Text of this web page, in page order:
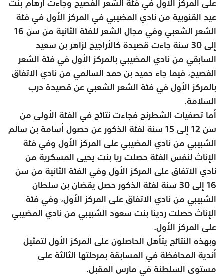
عيد القنوبية من نادي المضيبي في المركز الأول في فئة
الشعر الشعبي وفي مجال الشعر للفئة الثانية من سن 16
إلى 30 سنة جاءت قصيدة كالأراجيح لزاهر بن سعيد
السابقي من نادي المضيبي بالمركز الأول في فئة الشعر
الفصيح، فيما جاء حميد بن حمد السالمي من نادي الاتفاق
بالمركز الأول في فئة الشعر الشعبي عن قصيدة درب
السلامة.
أما تصفيات الشطرنج فجاءت نتائج في الفئة الأولى من
سن 12 إلى 15 سنة لفئة الذكور عن حصول أسامة بن سالم
الشبيبي من نادي المضيبي على المركز الأول وفي فئة
الإناث لنفس الفئة حصلت ريا بنت يحيى المسكرية من
نادي الاتفاق على المركز الأول وفي الفئة الثانية من سن
16 إلى 30 سنة لفئة الذكور حصل يقضان بن سلطان
الشبيبي من نادي الاتفاق على المركز الأول، وفي فئة
الإناث حصلت ردينا بنت سعود الشبيبي من نادي المضيبي
على المركز الأول.
وبهذه النتائج يتأهل الحاصلون على المركز الأول لتمثيل
أندية المحافظة في المسابقة بمرحلتها الثالثة على
مستوى السلطنة في مارس المقبل.